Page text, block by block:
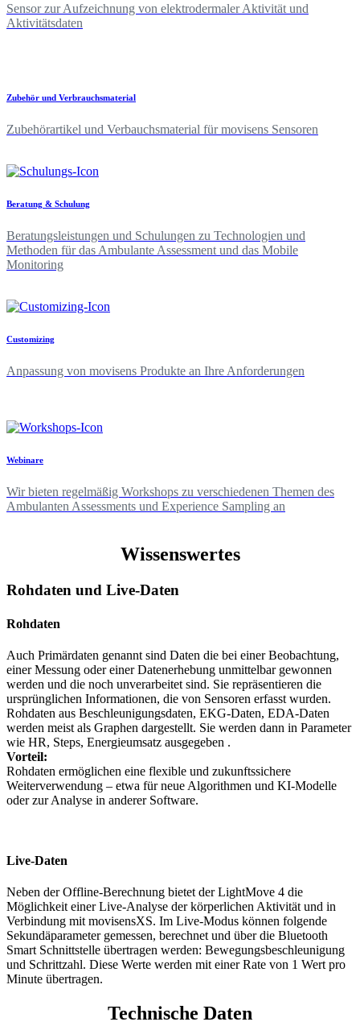
Sensor zur Aufzeichnung von elektrodermaler Aktivität und
Aktivitätsdaten
Zubehör und Verbrauchsmaterial
Zubehörartikel und Verbauchsmaterial für movisens Sensoren
Beratung & Schulung
Beratungsleistungen und Schulungen zu Technologien und
Methoden für das Ambulante Assessment und das Mobile
Monitoring
Customizing
Anpassung von movisens Produkte an Ihre Anforderungen
Webinare
Wir bieten regelmäßig Workshops zu verschiedenen Themen des
Ambulanten Assessments und Experience Sampling an
Wissenswertes
Rohdaten und Live-Daten
Rohdaten
Auch Primärdaten genannt sind Daten die bei einer Beobachtung,
einer Messung oder einer Datenerhebung unmittelbar gewonnen
werden und die noch unverarbeitet sind. Sie repräsentieren die
ursprünglichen Informationen, die von Sensoren erfasst wurden.
Rohdaten aus Beschleunigungsdaten, EKG-Daten, EDA-Daten
werden meist als Graphen dargestellt. Sie werden dann in Parameter
wie HR, Steps, Energieumsatz ausgegeben .
Vorteil:
Rohdaten ermöglichen eine flexible und zukunftssichere
Weiterverwendung – etwa für neue Algorithmen und KI-Modelle
oder zur Analyse in anderer Software.
Live-Daten
Neben der Offline-Berechnung bietet der LightMove 4 die
Möglichkeit einer Live-Analyse der körperlichen Aktivität und in
Verbindung mit movisensXS. Im Live-Modus können folgende
Sekundäparameter gemessen, berechnet und über die Bluetooth
Smart Schnittstelle übertragen werden: Bewegungsbeschleunigung
und Schrittzahl. Diese Werte werden mit einer Rate von 1 Wert pro
Minute übertragen.
Technische Daten